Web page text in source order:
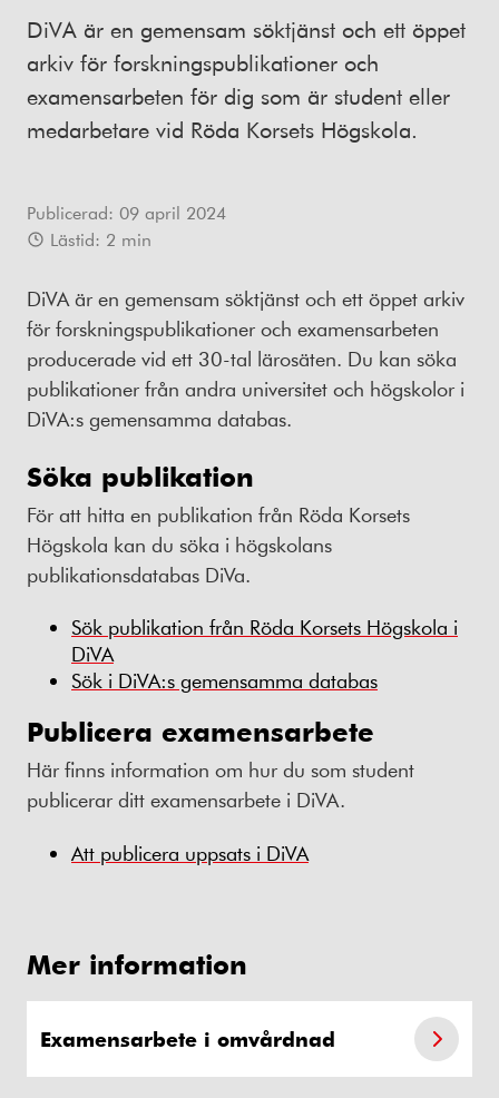
DiVA är en gemensam söktjänst och ett öppet
arkiv för forskningspublikationer och
examensarbeten för dig som är student eller
medarbetare vid Röda Korsets Högskola.
Publicerad: 09 april 2024
Lästid: 2 min
DiVA är en gemensam söktjänst och ett öppet arkiv
för forskningspublikationer och examensarbeten
producerade vid ett 30-tal lärosäten. Du kan söka
publikationer från andra universitet och högskolor i
DiVA:s gemensamma databas.
Söka publikation
För att hitta en publikation från Röda Korsets
Högskola kan du söka i högskolans
publikationsdatabas DiVa.
Sök publikation från Röda Korsets Högskola i
DiVA
Sök i DiVA:s gemensamma databas
Publicera examensarbete
Här finns information om hur du som student
publicerar ditt examensarbete i DiVA.
Att publicera uppsats i DiVA
Mer information
Examensarbete i omvårdnad